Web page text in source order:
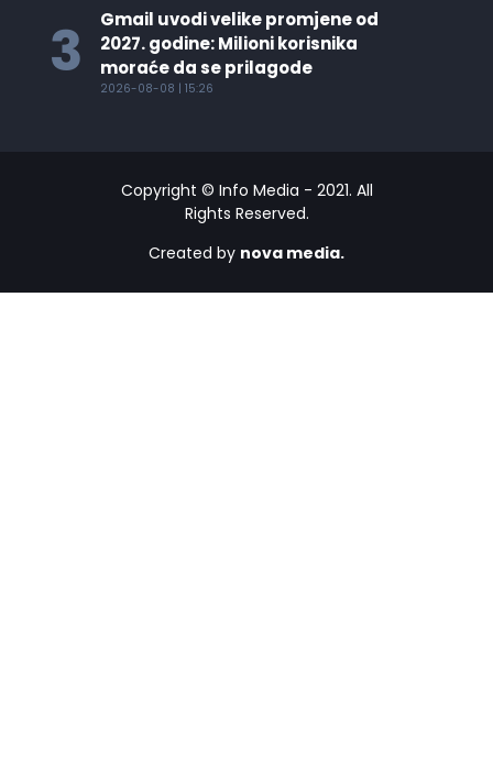
3
Gmail uvodi velike promjene od
2027. godine: Milioni korisnika
moraće da se prilagode
2026-08-08 | 15:26
Copyright © Info Media - 2021. All
Rights Reserved.
Created by nova media.